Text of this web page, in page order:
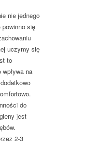
nie jednego
się
uczymy się
to
na
do
jest
2-3